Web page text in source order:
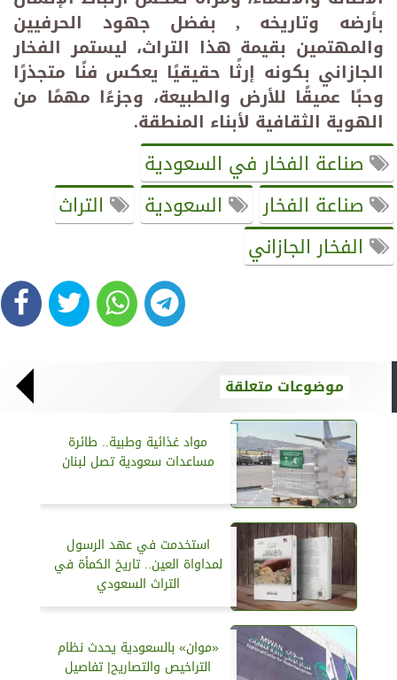
بأرضه وتاريخه , بفضل جهود الحرفيين
والمهتمين بقيمة هذا التراث، ليستمر الفخار
الجازاني بكونه إرثًا حقيقيًا يعكس فنًا متجذرًا
وحبًا عميقًا للأرض والطبيعة، وجزءًا مهمًا من
الهوية الثقافية لأبناء المنطقة.
صناعة الفخار في السعودية
صناعة الفخار
السعودية
التراث
الفخار الجازاني
موضوعات متعلقة
مواد غذائية وطبية.. طائرة
مساعدات سعودية تصل لبنان
استخدمت في عهد الرسول
لمداواة العين.. تاريخ الكمأة في
التراث السعودي
«موان» بالسعودية يحدث نظام
التراخيص والتصاريح| تفاصيل